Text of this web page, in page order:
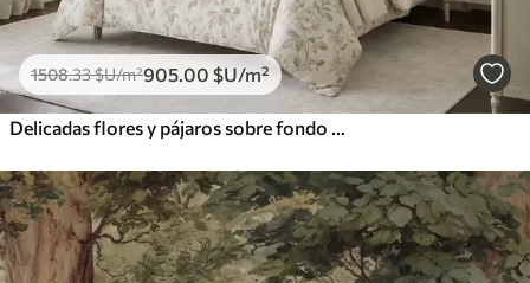
1508.33$U/m²905 .00 $U/m²